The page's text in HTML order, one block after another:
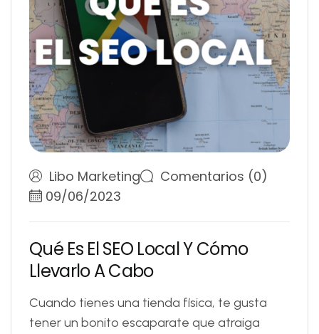
Libo Marketing
Comentarios (0)
09/06/2023
Qué Es ElSEO LocalYCómo
LlevarloACabo
Cuando tienes una tienda física, te gusta
tener un bonito escaparate que atraiga